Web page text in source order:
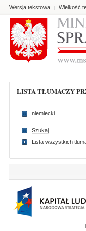
Wersja tekstowa | Wielkość
LISTA TŁUMACZY
niemiecki
Szukaj
Lista wszystkich